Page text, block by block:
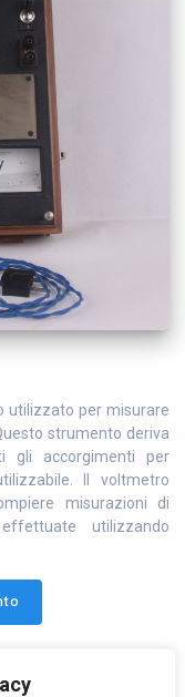
utilizzato per misurare
strumento deriva
gli accorgimenti per
Il voltmetro
misurazioni di
utilizzando